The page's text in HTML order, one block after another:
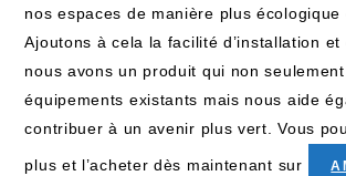
nos espaces de manière plus écologique
Ajoutons à cela la facilité d’installation et
nous avons un produit qui non
équipements existants mais nous aide
contribuer à un avenir plus vert. Vous
plus et l’acheter dès maintenant sur